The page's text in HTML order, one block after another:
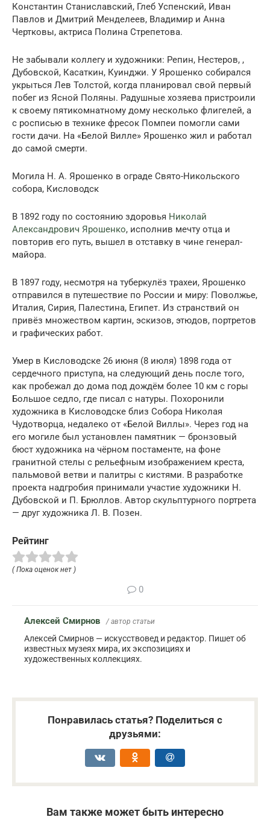
Константин Станиславский, Глеб Успенский, Иван
Павлов и Дмитрий Менделеев, Владимир и Анна
Чертковы, актриса Полина Стрепетова.
Не забывали коллегу и художники: Репин, Нестеров, ,
Дубовской, Касаткин, Куинджи. У Ярошенко собирался
укрыться Лев Толстой, когда планировал свой первый
побег из Ясной Поляны. Радушные хозяева пристроили
к своему пятикомнатному дому несколько флигелей, а
с росписью в технике фресок Помпеи помогли сами
гости дачи. На «Белой Вилле» Ярошенко жил и работал
до самой смерти.
Могила Н. А. Ярошенко в ограде Свято-Никольского
собора, Кисловодск
В 1892 году по состоянию здоровья Николай
Александрович Ярошенко, исполнив мечту отца и
повторив его путь, вышел в отставку в чине генерал-
майора.
В 1897 году, несмотря на туберкулёз трахеи, Ярошенко
отправился в путешествие по России и миру: Поволжье,
Италия, Сирия, Палестина, Египет. Из странствий он
привёз множеством картин, эскизов, этюдов, портретов
и графических работ.
Умер в Кисловодске 26 июня (8 июля) 1898 года от
сердечного приступа, на следующий день после того,
как пробежал до дома под дождём более 10 км с горы
Большое седло, где писал с натуры. Похоронили
художника в Кисловодске близ Собора Николая
Чудотворца, недалеко от «Белой Виллы». Через год на
его могиле был установлен памятник — бронзовый
бюст художника на чёрном постаменте, на фоне
гранитной стелы с рельефным изображением креста,
пальмовой ветви и палитры с кистями. В разработке
проекта надгробия принимали участие художники Н.
Дубовской и П. Брюллов. Автор скульптурного портрета
— друг художника Л. В. Позен.
Рейтинг
( Пока оценок нет )
0
Алексей Смирнов / автор статьи
Алексей Смирнов — искусствовед и редактор. Пишет об
известных музеях мира, их экспозициях и
художественных коллекциях.
Понравилась статья? Поделиться с
друзьями:
Вам также может быть интересно